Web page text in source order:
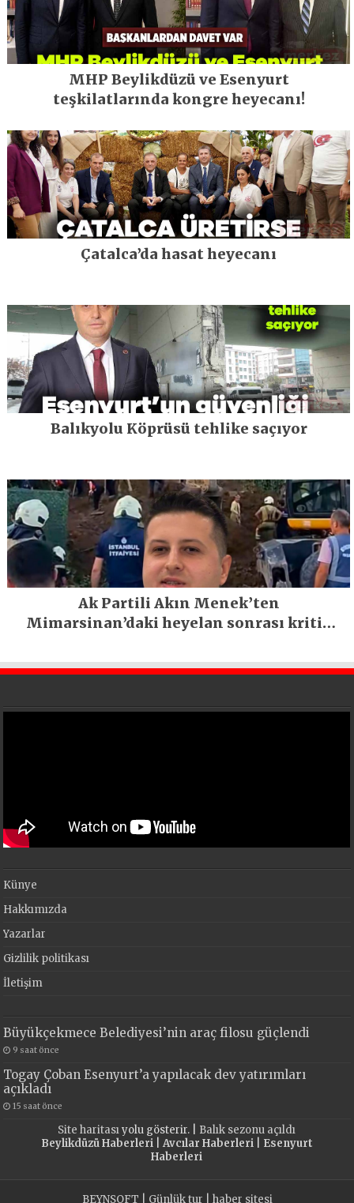
MHP Beylikdüzü ve Esenyurt
teşkilatlarında kongre heyecanı!
Çatalca’da hasat heyecanı
Balıkyolu Köprüsü tehlike saçıyor
Ak Partili Akın Menek’ten
Mimarsinan’daki heyelan sonrası kritik
Künye
Hakkımızda
Yazarlar
Gizlilik politikası
İletişim
Büyükçekmece Belediyesi’nin araç filosu güçlendi
9 saat önce
Togay Çoban Esenyurt’a yapılacak dev yatırımları
açıkladı
15 saat önce
Site haritasıyolu gösterir. | Balık sezonu açıldı
Beylikdüzü Haberleri| Avcılar Haberleri| Esenyurt
Haberleri
BEYNSOFT Günlük tur haber sitesi